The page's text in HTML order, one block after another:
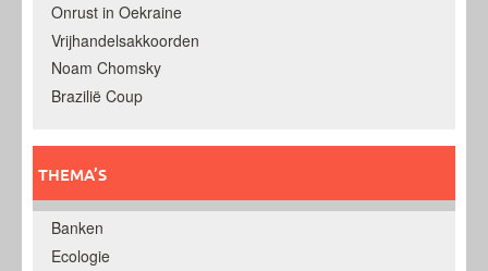
Onrust in Oekraine
Vrijhandelsakkoorden
Noam Chomsky
Brazilië Coup
THEMA’S
Banken
Ecologie